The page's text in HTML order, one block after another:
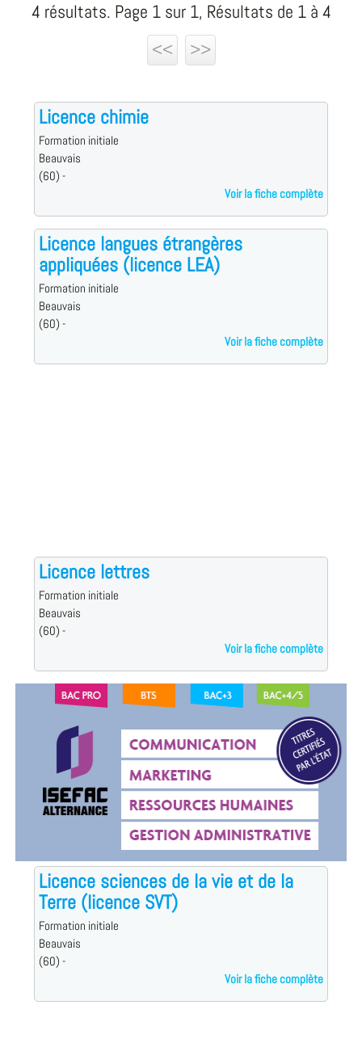
4 résultats. Page 1 sur 1, Résultats de 1 à 4
<<
>>
Licence chimie
Formation initiale
Beauvais
(60) -
Voir la fiche complète
Licence langues étrangères
appliquées (licence LEA)
Formation initiale
Beauvais
(60) -
Voir la fiche complète
Licence lettres
Formation initiale
Beauvais
(60) -
Voir la fiche complète
Licence sciences de la vie et de la
Terre (licence SVT)
Formation initiale
Beauvais
(60) -
Voir la fiche complète